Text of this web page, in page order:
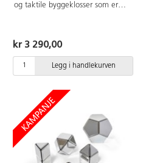
og taktile byggeklosser som er
ulike 3D former, figurer, hus mm.
Kan brukes både ute og inne.
Kan tørkes av med fuktig klut.
Mål på kvadrat: 21x21 cm.
kvadrater. Av polyetylen. Fra 2
år. Kan fint oppbevares i 2 stk art
nr 28279, følger ikke med.
Vaskeråd: Håndvaskes med mild
overflatedesinfisering. Av PE. Fra
2 år.
kr 3 290,00
Legg i handlekurven